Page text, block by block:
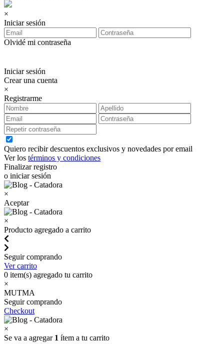
×
Iniciar sesión
Olvidé mi contraseña
Iniciar sesión
Crear una cuenta
×
Registrarme
Quiero recibir descuentos exclusivos y novedades por email
Ver los términos y condiciones
Finalizar registro
o iniciar sesión
×
Aceptar
×
Producto agregado a carrito
Seguir comprando
Ver carrito
0 item(s) agregado tu carrito
×
MUTMA
Seguir comprando
Checkout
×
Se va a agregar 1 ítem a tu carrito